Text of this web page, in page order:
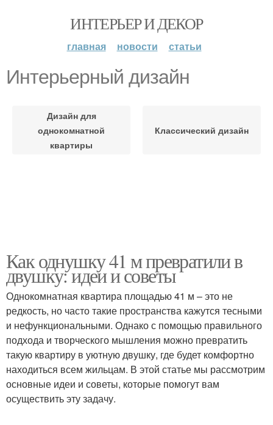
ИНТЕРЬЕР И ДЕКОР
главная новости статьи
Интерьерный дизайн
Дизайн для
однокомнатной
квартиры
Классический дизайн
Как однушку 41 м превратили в
двушку: идеи и советы
Однокомнатная квартира площадью 41 м – это не
редкость, но часто такие пространства кажутся тесными
и нефункциональными. Однако с помощью правильного
подхода и творческого мышления можно превратить
такую квартиру в уютную двушку, где будет комфортно
находиться всем жильцам. В этой статье мы рассмотрим
основные идеи и советы, которые помогут вам
осуществить эту задачу.